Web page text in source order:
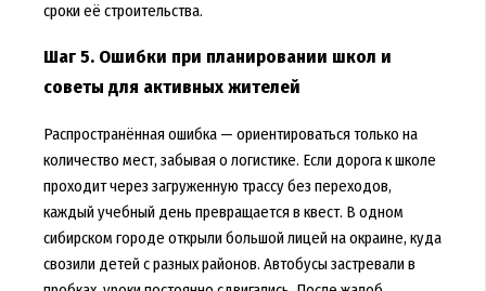
сроки её строительства.
Шаг 5. Ошибки при планировании школ и
советы для активных жителей
Распространённая ошибка — ориентироваться только на
количество мест, забывая о логистике. Если дорога к школе
проходит через загруженную трассу без переходов,
каждый учебный день превращается в квест. В одном
сибирском городе открыли большой лицей на окраине, куда
свозили детей с разных районов. Автобусы застревали в